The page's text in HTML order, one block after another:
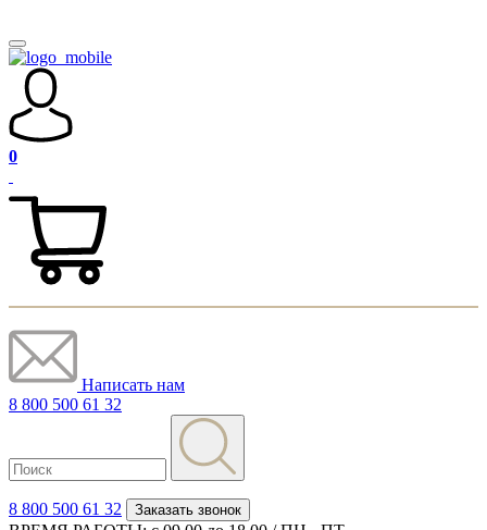
0
Написать нам
8 800 500 61 32
8 800 500 61 32 Заказать звонок